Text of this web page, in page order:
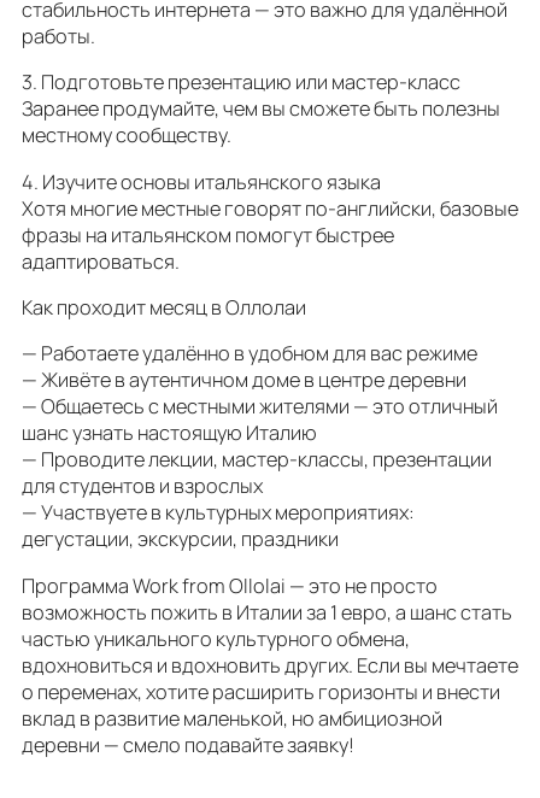
стабильность интернета — это важно для удалённой
работы.
3. Подготовьте презентацию или мастер-класс
Заранее продумайте, чем вы сможете быть полезны
местному сообществу.
4. Изучите основы итальянского языка
Хотя многие местные говорят по-английски, базовые
фразы на итальянском помогут быстрее
адаптироваться.
Как проходит месяц в Оллолаи
— Работаете удалённо в удобном для вас режиме
— Живёте в аутентичном доме в центре деревни
— Общаетесь с местными жителями — это отличный
шанс узнать настоящую Италию
— Проводите лекции, мастер-классы, презентации
для студентов и взрослых
— Участвуете в культурных мероприятиях:
дегустации, экскурсии, праздники
Программа Work from Ollolai — это не просто
возможность пожить в Италии за 1 евро, а шанс стать
частью уникального культурного обмена,
вдохновиться и вдохновить других. Если вы мечтаете
о переменах, хотите расширить горизонты и внести
вклад в развитие маленькой, но амбициозной
деревни — смело подавайте заявку!